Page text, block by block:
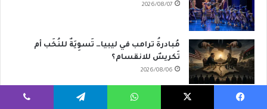
2026/08/07
مُبادرةُ ترامب في ليبيا… تَسوِيَةٌ للنُخَب أم
تَكريسٌ للانقسام؟
2026/08/06
الحوثيون في العراق: من مكتبٍ سياسي إلى